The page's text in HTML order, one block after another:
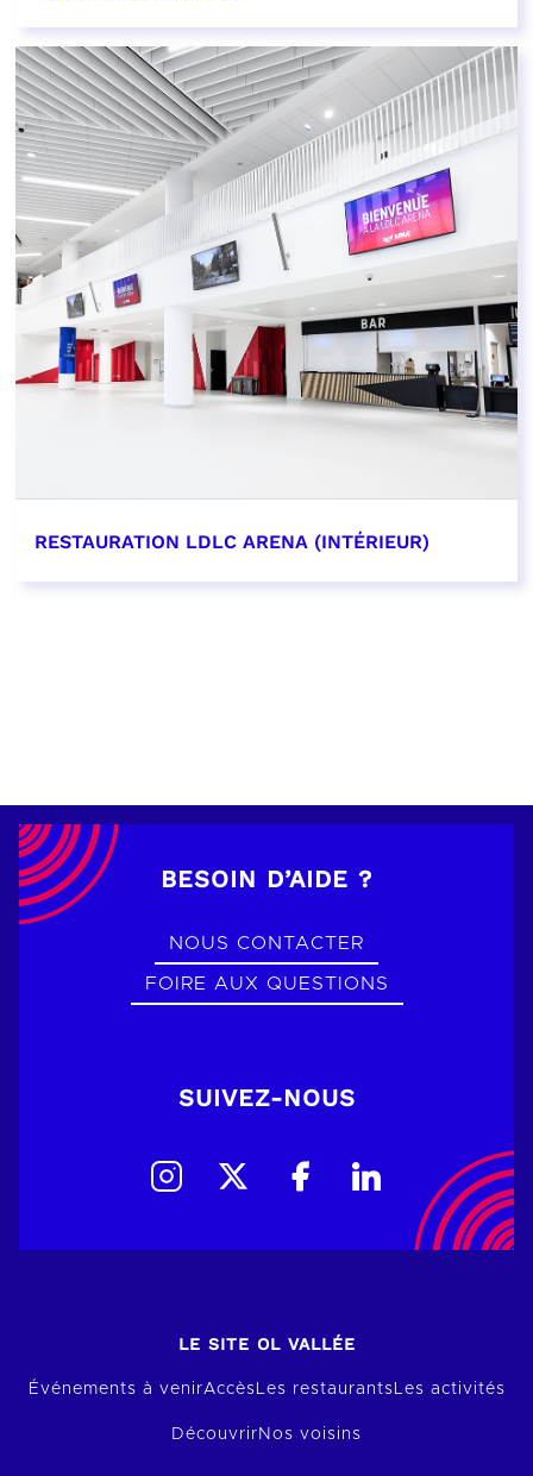
EN SAVOIR PLUS
RESTAURATION LDLC ARENA (INTÉRIEUR)
BESOIN D’AIDE ?
NOUS CONTACTER
FOIRE AUX QUESTIONS
SUIVEZ-NOUS
LE SITE OL VALLÉE
Événements à venirAccèsLes restaurantsLes activités
Découvrir Nos voisins